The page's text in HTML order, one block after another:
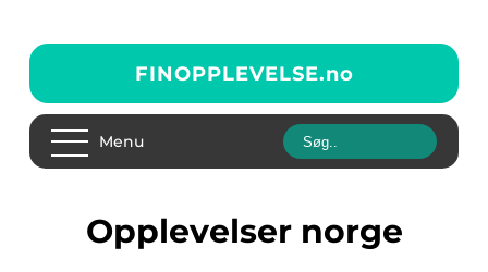
FINOPPLEVELSE.no
Menu
opplevelser norge